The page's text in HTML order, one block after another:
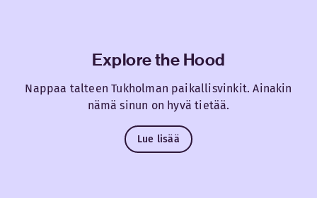
Explore the Hood
Nappaa talteen Tukholman paikallisvinkit. Ainakin
nämä sinun on hyvä tietää.
Lue lisää